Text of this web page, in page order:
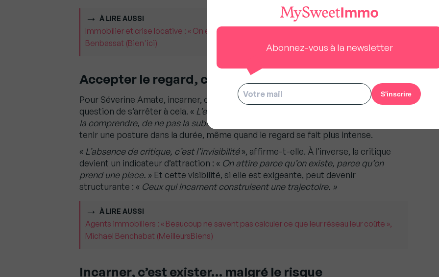
À LIRE AUSSI
Immobilier et crise locative : « On est sur un marché qui s’assouplit un petit peu », David
Benbassat (Bien'ici)
Accepter le regard, comprendre la critique
Pour Séverine Amate, incarner, c’est accepter d’être vu, jugé, critiqué. Mais pas
question de s’arrêter à cela. « L’enjeu n’est pas d’éviter la critique, mais de la lire, de
la comprendre, de ne pas la subir.
tenir une posture dans la durée, même quand le regard se fait plus intense.
« L’absence de critique, c’est l’invisibilité», affirme-t-elle. À l’inverse, la critique
devient un indicateur d’attraction : « On attire parce qu’on existe, parce qu’on
prend une place. » Et cette visibilité, si elle est exigeante, peut devenir
structurante : « Ceux qui incarnent construisent une trajectoire. »
À LIRE AUSSI
Agents immobiliers : « Beaucoup ne savent pas calculer ce que leur réseau leur coûte »,
Michael Benchabat (MeilleursBiens)
Incarner, c’est exister… malgré le risque
Abonnez-vous à la newsletter